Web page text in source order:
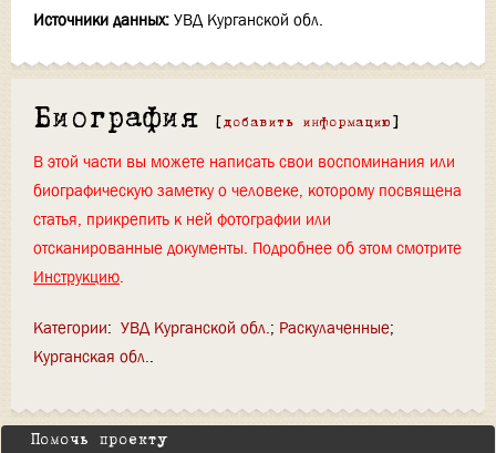
Источники данных: УВД Курганской обл.
Биография [ добавить информацию ]
В этой части вы можете написать свои воспоминания или
биографическую заметку о человеке, которому посвящена
статья, прикрепить к ней фотографии или
отсканированные документы. Подробнее об этом смотрите
Инструкцию.
Категории: УВД Курганской обл. Раскулаченные
Курганская обл.
Помочь проекту